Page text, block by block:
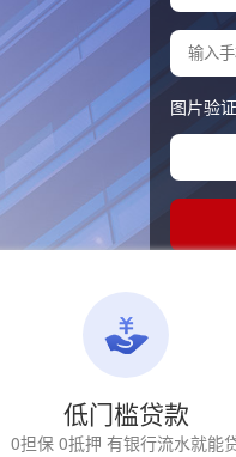
图片验证
低门槛贷款
0担保 0抵押 有银行流水就能